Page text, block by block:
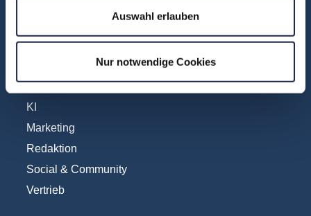
Auswahl erlauben
Nur notwendige Cookies
Fachübergreifend
Internationales
IT und Digital
KI
Marketing
Redaktion
Social & Community
Vertrieb